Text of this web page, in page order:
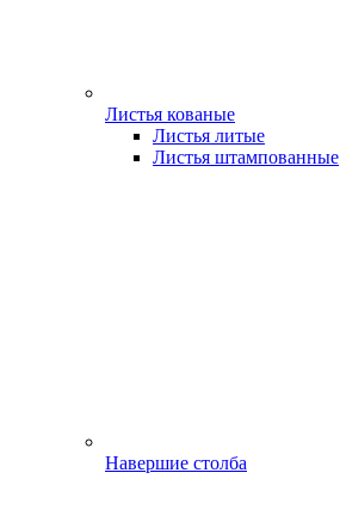
Листья кованые
Листья литые
Листья штампованные
Навершие столба